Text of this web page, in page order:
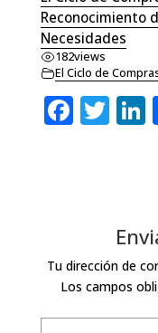
Reconocimiento
Necesidades
182views
El Ciclo de
F
o
o
k
T
r
Tu dirección de
Los campos